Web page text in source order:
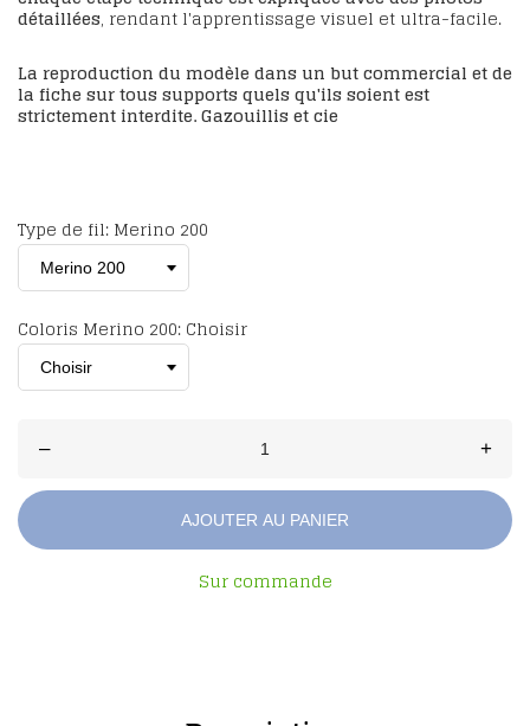
détaillées, rendant l'apprentissage visuel et ultra-facile.
La reproduction du modèle dans un but commercial et de
la fiche sur tous supports quels qu'ils soient est
strictement interdite. Gazouillis et cie
Type de fil: Merino 200
Coloris Merino 200: Choisir
– +
AJOUTER AU PANIER
Sur commande